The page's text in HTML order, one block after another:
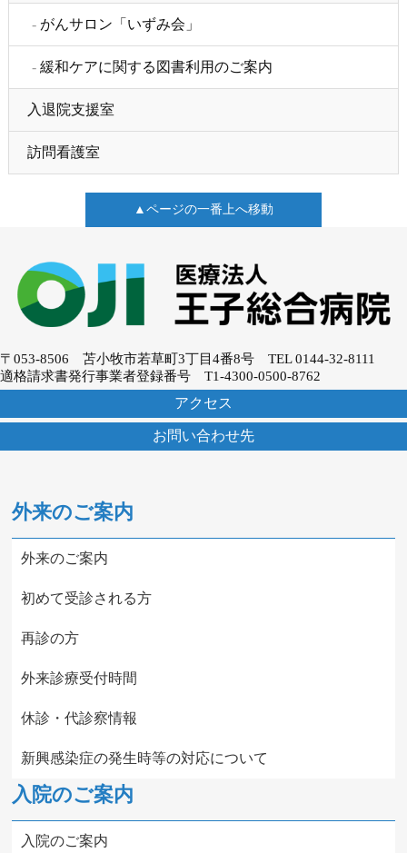
がんサロン「いずみ会」
緩和ケアに関する図書利用のご案内
入退院支援室
訪問看護室
▲ページの一番上へ移動
〒053-8506 苫小牧市若草町3丁目4番8号 TEL 0144-32-8111
適格請求書発行事業者登録番号 T1-4300-0500-8762
アクセス
お問い合わせ先
外来のご案内
外来のご案内
初めて受診される方
再診の方
外来診療受付時間
休診・代診察情報
新興感染症の発生時等の対応について
入院のご案内
入院のご案内